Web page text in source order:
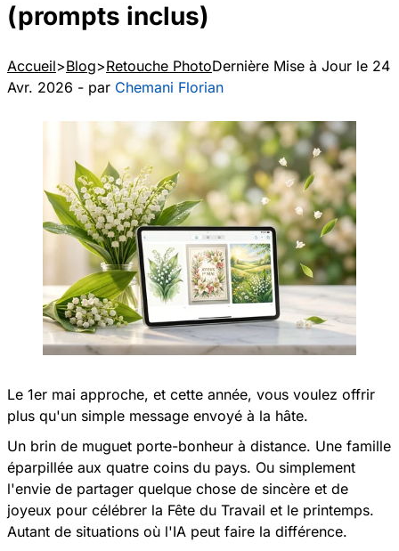
(prompts inclus)
Accueil Blog Retouche PhotoDernière Mise à Jour le 24
Avr. 2026 - par Chemani Florian
Le 1er mai approche, et cette année, vous voulez offrir
plus qu'un simple message envoyé à la hâte.
Un brin de muguet porte-bonheur à distance. Une famille
éparpillée aux quatre coins du pays. Ou simplement
l'envie de partager quelque chose de sincère et de
joyeux pour célébrer la Fête du Travail et le printemps.
Autant de situations où l'IA peut faire la différence.